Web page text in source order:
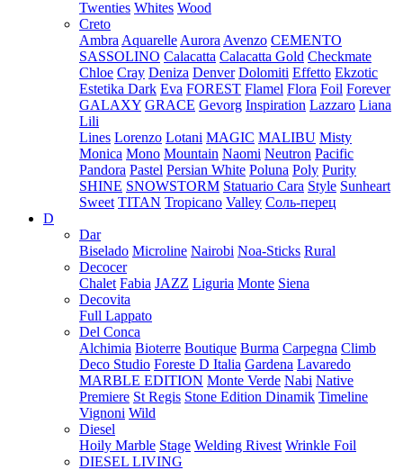
Twenties Whites Wood
Creto
Ambra Aquarelle Aurora Avenzo CEMENTO
SASSOLINO Calacatta Calacatta Gold Checkmate
Chloe Cray Deniza Denver Dolomiti Effetto Ekzotic
Estetika Dark Eva FOREST Flamel Flora Foil Forever
GALAXY GRACE Gevorg Inspiration Lazzaro Liana
Lili
Lines Lorenzo Lotani MAGIC MALIBU Misty
Monica Mono Mountain Naomi Neutron Pacific
Pandora Pastel Persian White Poluna Poly Purity
SHINE SNOWSTORM Statuario Cara Style Sunheart
Sweet TITAN Tropicano Valley Соль-перец
D
Dar
Biselado Microline Nairobi Noa-Sticks Rural
Decocer
Chalet Fabia JAZZ Liguria Monte Siena
Decovita
Full Lappato
Del Conca
Alchimia Bioterre Boutique Burma Carpegna Climb
Deco Studio Foreste D Italia Gardena Lavaredo
MARBLE EDITION Monte Verde Nabi Native
Premiere St Regis Stone Edition Dinamik Timeline
Vignoni Wild
Diesel
Hoily Marble Stage Welding Rivest Wrinkle Foil
DIESEL LIVING